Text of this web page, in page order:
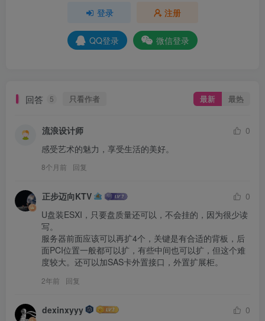
登录 注册
QQ登录 微信登录
回答 5 只看作者 最新 最热
流浪设计师
0
感受艺术的魅力，享受生活的美好。
8个月前 回复
正步迈向KTV
0
U盘装ESXI，只要盘质量还可以，不会挂的，因为很少读
写。
服务器前面应该可以再扩4个，关键是有合适的背板，后
面PCI位置一般都可以扩，有些中间也可以扩，但这个难
度较大。还可以加SAS卡外置接口，外置扩展柜。
2年前 回复
dexinxyyy
0